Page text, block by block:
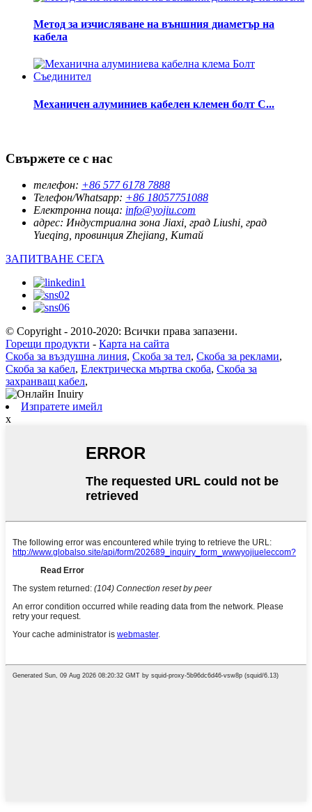
Метод за изчисляване на външния диаметър на
кабела
Механичен алуминиев кабелен клемен болт C...
Свържете се с нас
телефон: +86 577 6178 7888
Телефон/Whatsapp: +86 18057751088
Електронна поща: info@yojiu.com
адрес: Индустриална зона Jiaxi, град Liushi, град
Yueqing, провинция Zhejiang, Китай
ЗАПИТВАНЕ СЕГА
© Copyright - 2010-2020: Всички права запазени.
Горещи продукти - Карта на сайта
Скоба за въздушна линия, Скоба за тел, Скоба за реклами,
Скоба за кабел, Електрическа мъртва скоба, Скоба за
захранващ кабел,
Изпратете имейл
x